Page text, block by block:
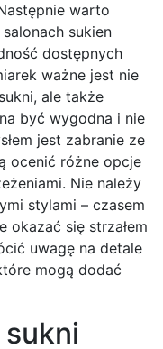
warto
sukien
dostępnych
ważne jest nie
ale także
być wygodna i nie
jest zabranie ze
ocenić różne opcje
Nie należy
stylami – czasem
okazać się strzałem
uwagę na detale
mogą dodać